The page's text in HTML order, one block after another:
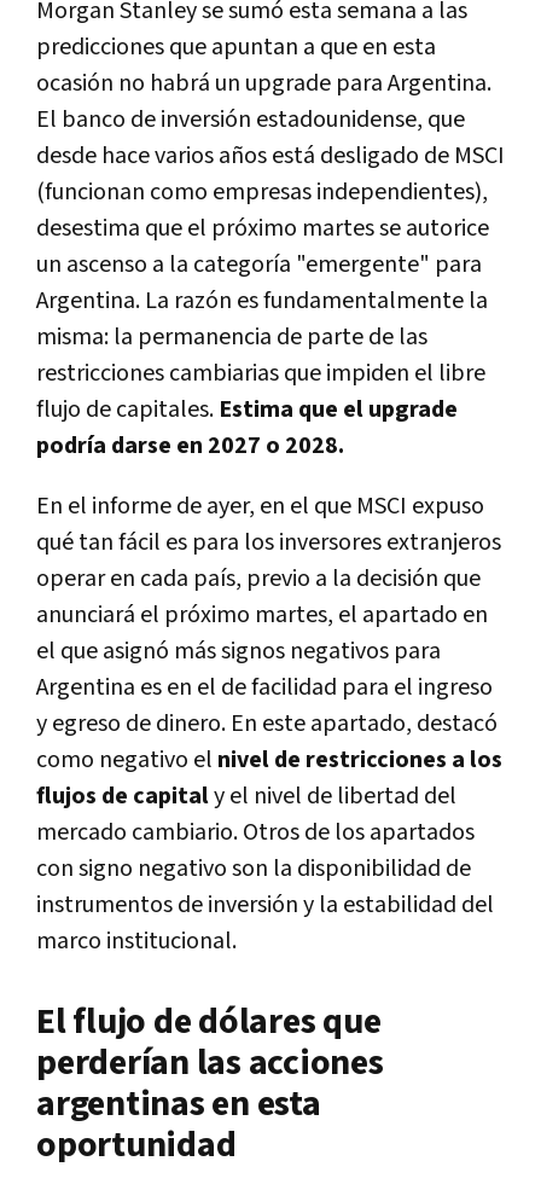
Morgan Stanley se sumó esta semana a las
predicciones que apuntan a que en esta
ocasión no habrá un upgrade para Argentina.
El banco de inversión estadounidense, que
desde hace varios años está desligado de MSCI
(funcionan como empresas independientes),
desestima que el próximo martes se autorice
un ascenso a la categoría "emergente" para
Argentina. La razón es fundamentalmente la
misma: la permanencia de parte de las
restricciones cambiarias que impiden el libre
flujo de capitales. Estima que el upgrade
podría darse en 2027 o 2028.
En el informe de ayer, en el que MSCI expuso
qué tan fácil es para los inversores extranjeros
operar en cada país, previo a la decisión que
anunciará el próximo martes, el apartado en
el que asignó más signos negativos para
Argentina es en el de facilidad para el ingreso
y egreso de dinero. En este apartado, destacó
como negativo el nivel de restricciones a los
flujos de capitaly el nivel de libertad del
mercado cambiario. Otros de los apartados
con signo negativo son la disponibilidad de
instrumentos de inversión y la estabilidad del
marco institucional.
El flujo de dólares que
perderían las acciones
argentinas en esta
oportunidad